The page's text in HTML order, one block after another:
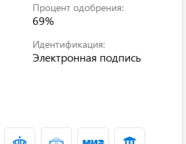
Процент одобрения:
69%
Идентификация:
Электронная подпись